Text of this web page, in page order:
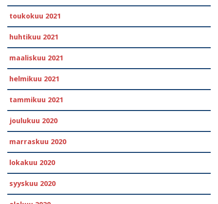
toukokuu 2021
huhtikuu 2021
maaliskuu 2021
helmikuu 2021
tammikuu 2021
joulukuu 2020
marraskuu 2020
lokakuu 2020
syyskuu 2020